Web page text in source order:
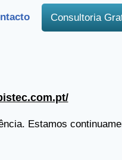
Consultoria
Estamos